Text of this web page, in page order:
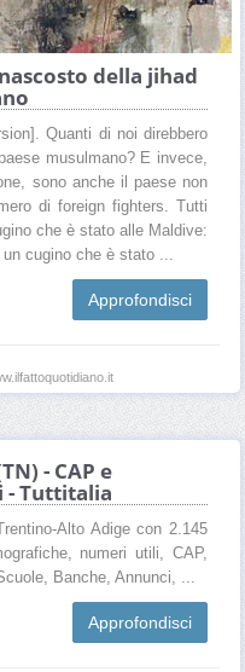
della jihad
Quanti di noi direbbero
musulmano? E invece,
sono anche il paese non
di foreign fighters. Tutti
che è stato alle Maldive:
cugino che è stato ...
Approfondisci
- CAP e
Tuttitalia
Alto Adige con 2.145
numeri utili, CAP,
Banche, Annunci, ...
Approfondisci